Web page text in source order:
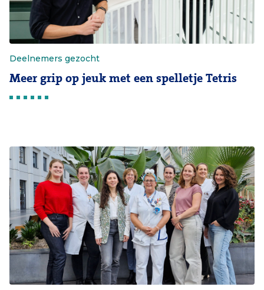
Deelnemers gezocht
Meer grip op jeuk met een spelletje Tetris